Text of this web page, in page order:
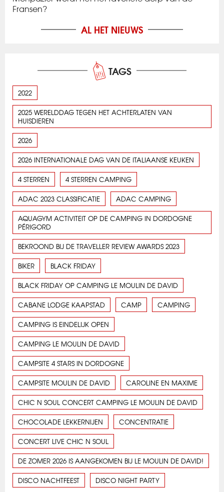
Fransen?
AL HET NIEUWS
TAGS
2022
2025 WERELDDAG TEGEN HET ACHTERLATEN VAN
HUISDIEREN
2026
2026 INTERNATIONALE DAG VAN DE ITALIAANSE KEUKEN
4 STERREN 4 STERREN CAMPING
ADAC 2023 CLASSIFICATIE ADAC CAMPING
AQUAGYM ACTIVITEIT OP DE CAMPING IN DORDOGNE
PÉRIGORD
BEKROOND BIJ DE TRAVELLER REVIEW AWARDS 2023
BIKER BLACK FRIDAY
BLACK FRIDAY OP CAMPING LE MOULIN DE DAVID
CABANE LODGE KAAPSTAD CAMP CAMPING
CAMPING IS EINDELIJK OPEN
CAMPING LE MOULIN DE DAVID
CAMPSITE 4 STARS IN DORDOGNE
CAMPSITE MOULIN DE DAVID CAROLINE EN MAXIME
CHIC N SOUL CONCERT CAMPING LE MOULIN DE DAVID
CHOCOLADE LEKKERNIJEN CONCENTRATIE
CONCERT LIVE CHIC N SOUL
DE ZOMER 2026 IS AANGEKOMEN BIJ LE MOULIN DE DAVID!
DISCO NACHTFEEST DISCO NIGHT PARTY